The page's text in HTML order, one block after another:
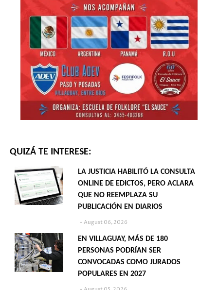
QUIZÁ TE INTERESE:
LA JUSTICIA HABILITÓ LA CONSULTA
ONLINE DE EDICTOS, PERO ACLARA
QUE NO REEMPLAZA SU
PUBLICACIÓN EN DIARIOS
August 06, 2026
EN VILLAGUAY, MÁS DE 180
PERSONAS PODRÍAN SER
CONVOCADAS COMO JURADOS
POPULARES EN 2027